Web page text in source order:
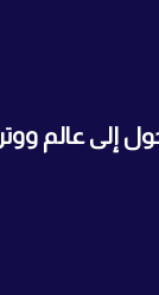
عالم ووتر كير